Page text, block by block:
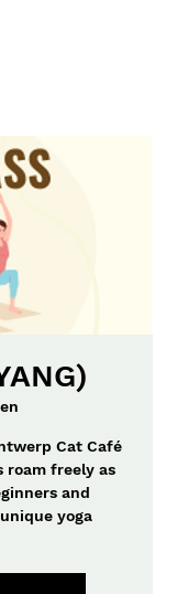
Cat Café
roam freely as
and
yoga